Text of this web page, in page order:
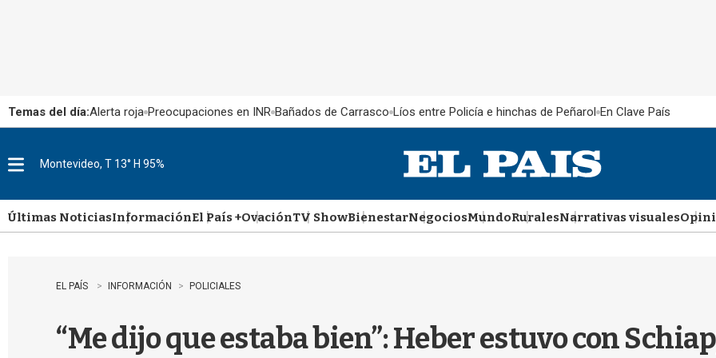
Temas del día:Alerta roja Preocupaciones en INR Bañados de Carrasco Líos entre Policía e hinchas de Peñarol En Clave País
u
Montevideo, T 13° H 95%
Últimas NoticiasInformaciónEl País +OvaciónTV ShowBienestarNegociosMundoRuralesNarrativas visuales
EL PAÍS INFORMACIÓN POLICIALES
“Me dijo que estaba bien”: Heber estuvo con